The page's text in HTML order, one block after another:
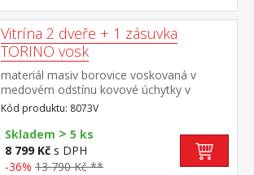
80 cm rozměr nástavce (š/h/v) 129 × 33 ×
100 cm
Vitrína 2 dveře + 1 zásuvka
TORINO vosk
materiál masiv borovice voskovaná v
medovém odstínu kovové úchytky v
barevném provedení černěná mosaz dvoje
částečně prosklené dveře, tři police jedna
zásuvka s kovovými pojezdy
Kód produktu: 8073V
Skladem > 5 ks
8 799 Kč s DPH
-36% 13 790 Kč **